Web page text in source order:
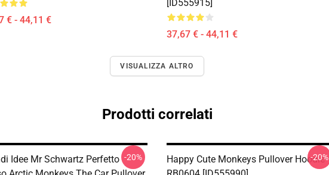
€ - 44,11 €
[ID555915]
37,67 € - 44,11 €
VISUALIZZA ALTRO
Prodotti correlati
Idee Mr Schwartz Perfetto -20%
Happy Cute Monkeys Pullover Hoodie
-20%